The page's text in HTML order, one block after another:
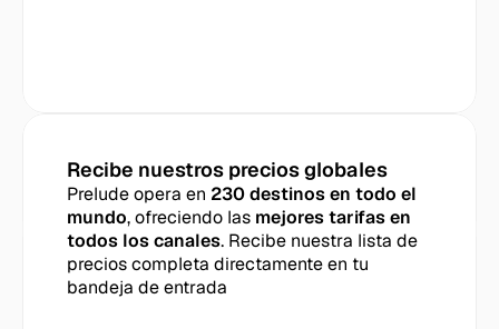
Recibe nuestros precios globales
Prelude opera en 230 destinos en todo el
mundo, ofreciendo las mejores tarifas en
todos los canales. Recibe nuestra lista de
precios completa directamente en tu
bandeja de entrada